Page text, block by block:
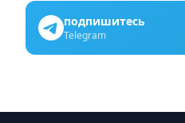
подпишитесь
Telegram